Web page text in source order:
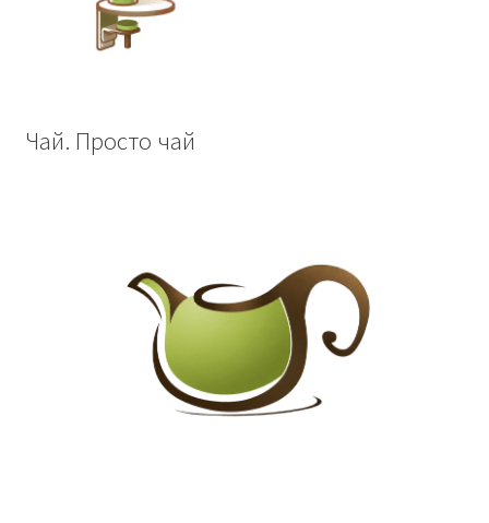
Чай. Просто чай